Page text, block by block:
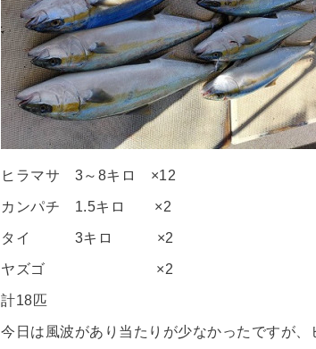
ヒラマサ 3～8キロ ×12
カンパチ 1.5キロ ×2
タイ 3キロ ×2
ヤズゴ ×2
計18匹
今日は風波があり当たりが少なかったですが、